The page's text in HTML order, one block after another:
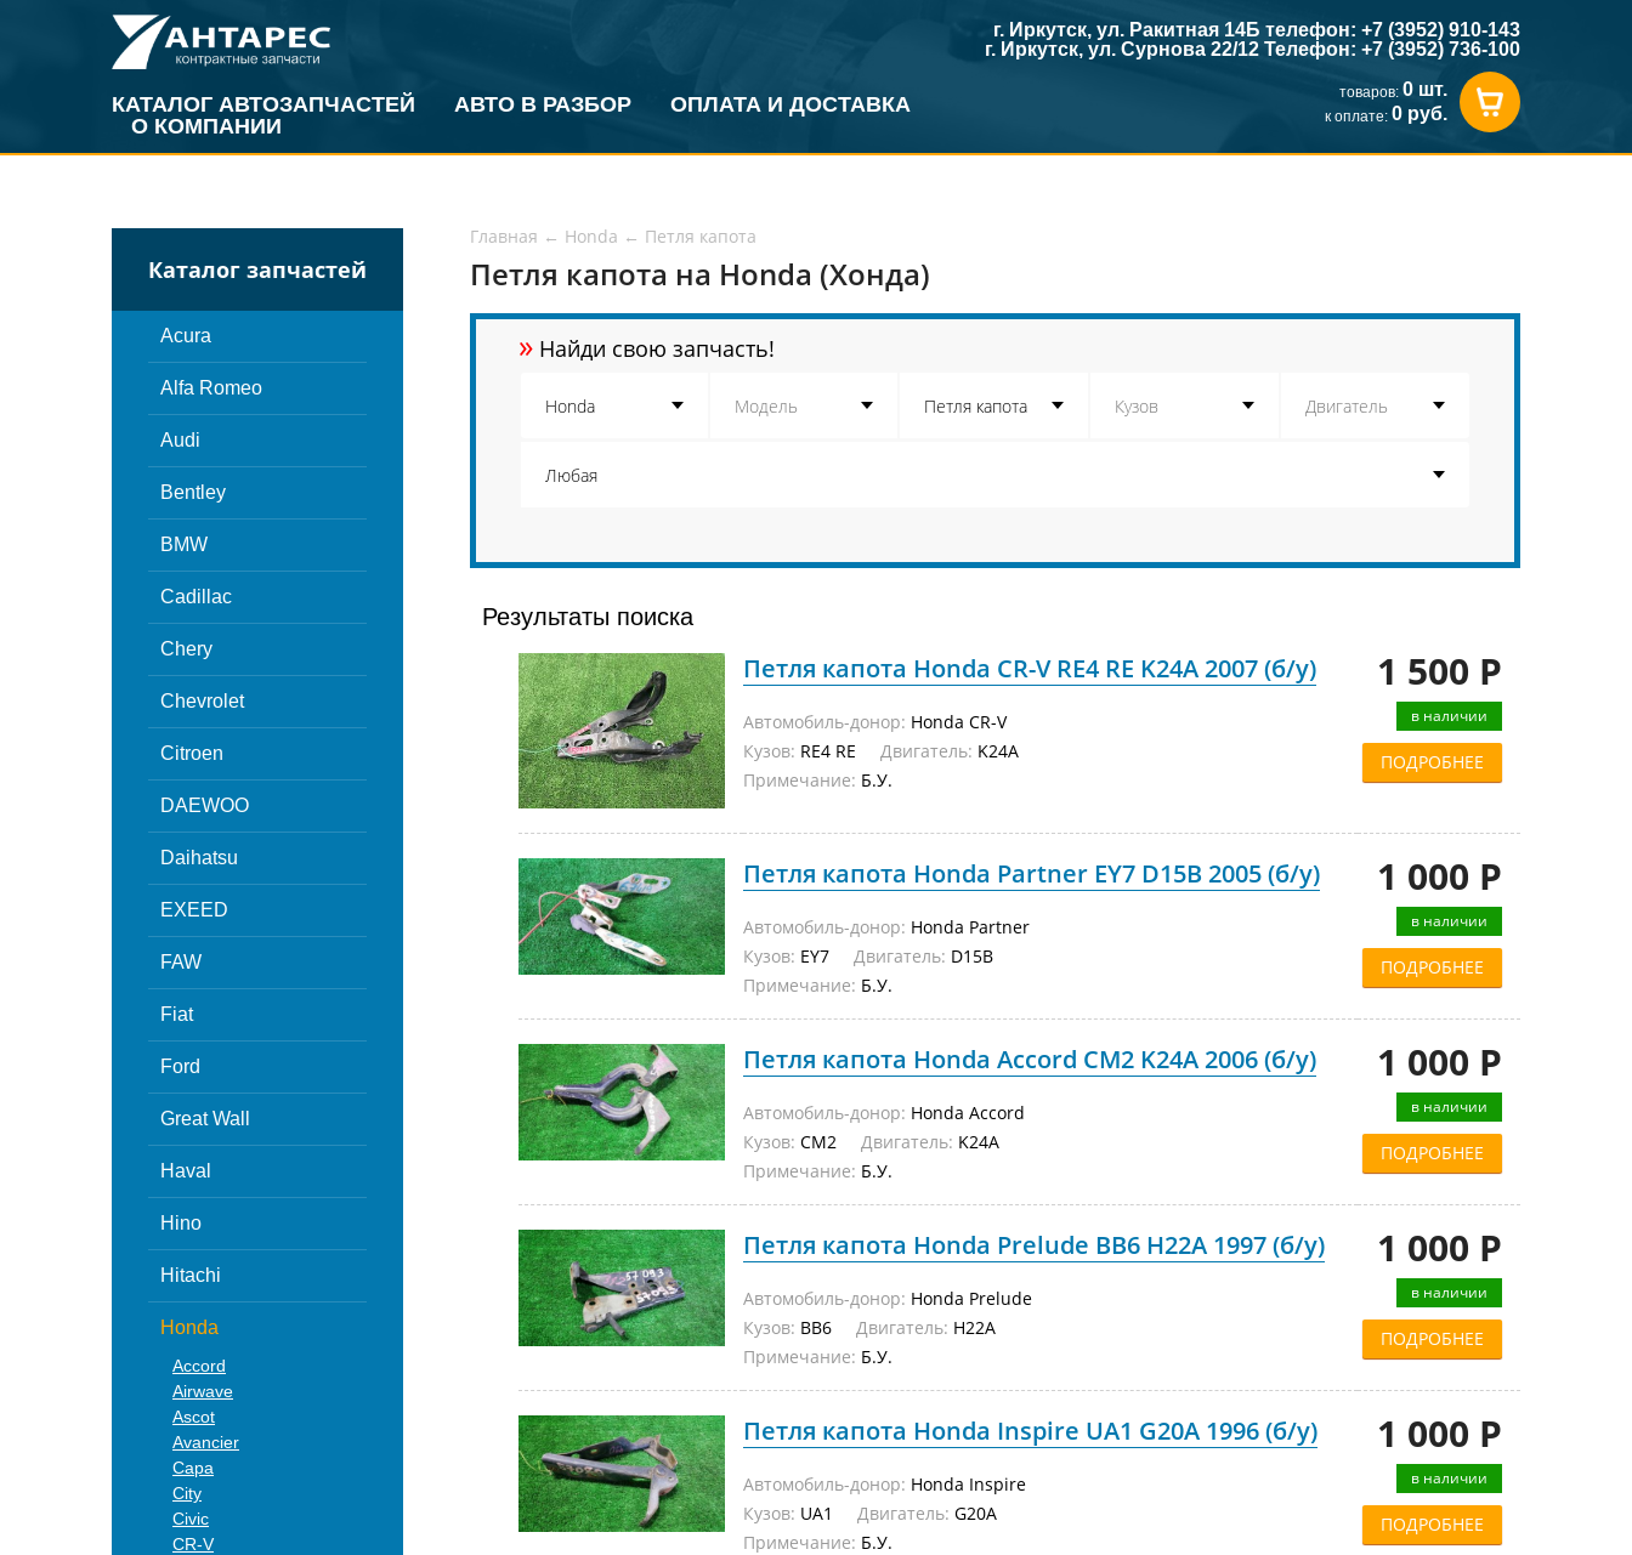
КАТАЛОГ АВТОЗАПЧАСТЕЙ АВТО В РАЗБОР
ОПЛАТА И ДОСТАВКА
О КОМПАНИИ
г. Иркутск, ул. Ракитная 14Б телефон: +7 (3952) 910-143
г. Иркутск, ул. Сурнова 22/12 Телефон: +7 (3952) 736-100
товаров: 0 шт.
к оплате: 0 руб.
Каталог запчастей
Acura
Alfa Romeo
Audi
Bentley
BMW
Cadillac
Chery
Chevrolet
Citroen
DAEWOO
Daihatsu
EXEED
FAW
Fiat
Ford
Great Wall
Haval
Hino
Hitachi
Honda
Accord
Airwave
Ascot
Avancier
Capa
City
Civic
CR-V
Главная ← Honda ← Петля капота
Петля капота на Honda (Хонда)
» Найди свою запчасть!
Результаты поиска
Петля капота Honda CR-V RE4 RE K24A 2007 (б/у)
Автомобиль-донор: Honda CR-V
Кузов: RE4 RE Двигатель: K24A
Примечание: Б.У.
1 500 Р
в наличии
ПОДРОБНЕЕ
Петля капота Honda Partner EY7 D15B 2005 (б/у)
Автомобиль-донор: Honda Partner
Кузов: EY7 Двигатель: D15B
Примечание: Б.У.
1 000 Р
в наличии
ПОДРОБНЕЕ
Петля капота Honda Accord CM2 K24A 2006 (б/у)
Автомобиль-донор: Honda Accord
Кузов: CM2 Двигатель: K24A
Примечание: Б.У.
1 000 Р
в наличии
ПОДРОБНЕЕ
Петля капота Honda Prelude BB6 H22A 1997 (б/у)
Автомобиль-донор: Honda Prelude
Кузов: BB6 Двигатель: H22A
Примечание: Б.У.
1 000 Р
в наличии
ПОДРОБНЕЕ
Петля капота Honda Inspire UA1 G20A 1996 (б/у)
Автомобиль-донор: Honda Inspire
Кузов: UA1 Двигатель: G20A
Примечание: Б.У.
1 000 Р
в наличии
ПОДРОБНЕЕ